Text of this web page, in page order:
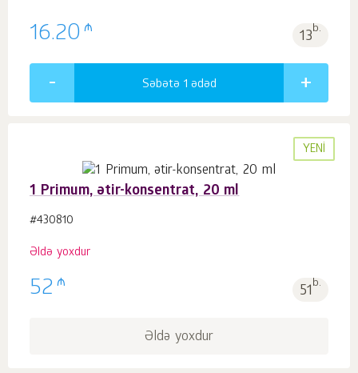
16.20 ₼ 13b.
Səbətə 1 ədəd
YENI
1 Primum, ətir-konsentrat, 20 ml
#430810
Əldə yoxdur
52 ₼ 51b.
Əldə yoxdur